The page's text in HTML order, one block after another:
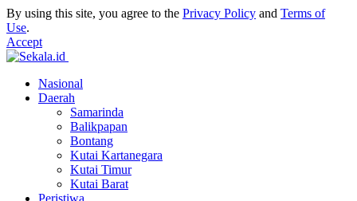
By using this site, you agree to the Privacy Policy and Terms of
Use.
Accept
Nasional
Daerah
Samarinda
Balikpapan
Bontang
Kutai Kartanegara
Kutai Timur
Kutai Barat
Peristiwa